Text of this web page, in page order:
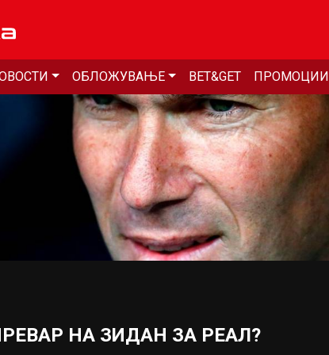
ОБЛОЖУВАЊЕ BET&GET ПРОМОЦИИ
НА ЗИДАН ЗА РЕАЛ?